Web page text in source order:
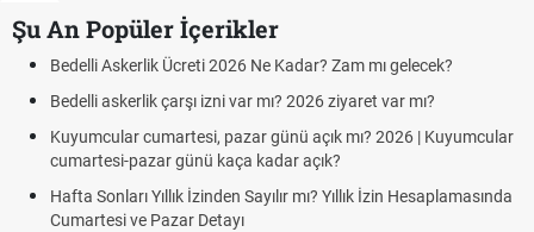
Şu An Popüler İçerikler
Askerlik Ücreti 2026 Ne Kadar? Zam mı gelecek?
askerlik çarşı izni var mı? 2026 ziyaret var mı?
cumartesi, pazar günü açık mı? 2026 | Kuyumcular
pazar günü kaça kadar açık?
Sonları Yıllık İzinden Sayılır mı? Yıllık İzin Hesaplamasında
ve Pazar Detayı